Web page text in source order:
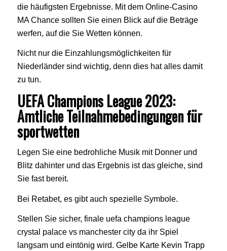
die häufigsten Ergebnisse. Mit dem Online-Casino
MA Chance sollten Sie einen Blick auf die Beträge
werfen, auf die Sie Wetten können.
Nicht nur die Einzahlungsmöglichkeiten für
Niederländer sind wichtig, denn dies hat alles damit
zu tun.
UEFA Champions League 2023:
Amtliche Teilnahmebedingungen für
sportwetten
Legen Sie eine bedrohliche Musik mit Donner und
Blitz dahinter und das Ergebnis ist das gleiche, sind
Sie fast bereit.
Bei Retabet, es gibt auch spezielle Symbole.
Stellen Sie sicher, finale uefa champions league
crystal palace vs manchester city da ihr Spiel
langsam und eintönig wird. Gelbe Karte Kevin Trapp